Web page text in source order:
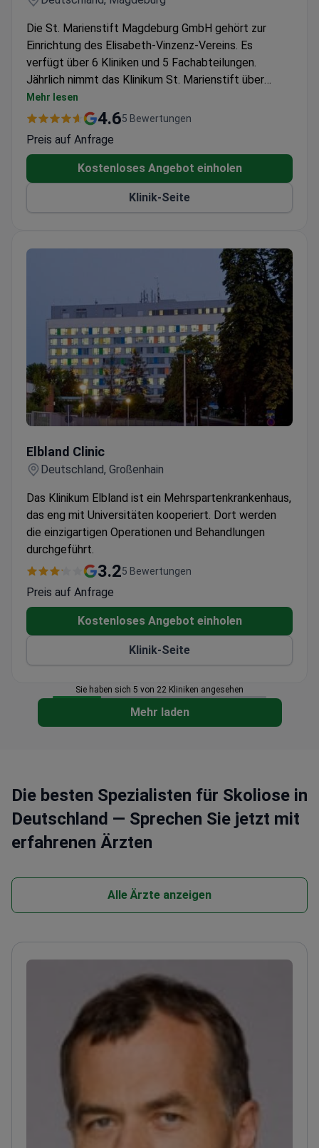
Die St. Marienstift Magdeburg GmbH gehört zur
Einrichtung des Elisabeth-Vinzenz-Vereins. Es
verfügt über 6 Kliniken und 5 Fachabteilungen.
Jährlich nimmt das Klinikum St. Marienstift über
15.000 Patienten auf.
Mehr lesen
4.65 Bewertungen
Preis auf Anfrage
Kostenloses Angebot einholen
Klinik-Seite
Elbland Clinic
Deutschland, Großenhain
Das Klinikum Elbland ist ein Mehrspartenkrankenhaus,
das eng mit Universitäten kooperiert. Dort werden
die einzigartigen Operationen und Behandlungen
durchgeführt.
3.25 Bewertungen
Preis auf Anfrage
Kostenloses Angebot einholen
Klinik-Seite
Sie haben sich 5 von 22 Kliniken angesehen
Mehr laden
Die besten Spezialisten für Skoliose in
Deutschland — Sprechen Sie jetzt mit
erfahrenen Ärzten
Alle Ärzte anzeigen